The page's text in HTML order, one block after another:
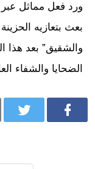
ورد فعل مماثل
بعث بتعازيه
والشقيق” بعد هذا
الضحايا والشفاء